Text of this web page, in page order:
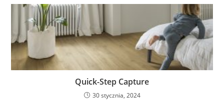
Quick-Step Capture
30 stycznia, 2024